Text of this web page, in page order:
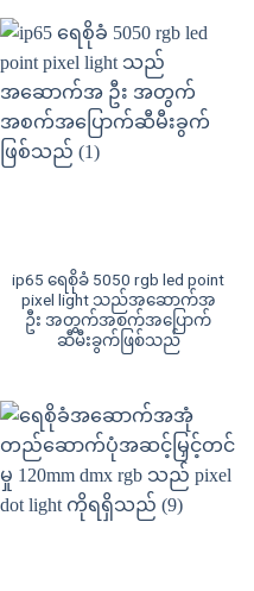
ip65 ရေစိုခံ 5050 rgb led point
pixel light သည်အဆောက်အ
ဦး အတွက်အစက်အပြောက်
ဆီမီးခွက်ဖြစ်သည်